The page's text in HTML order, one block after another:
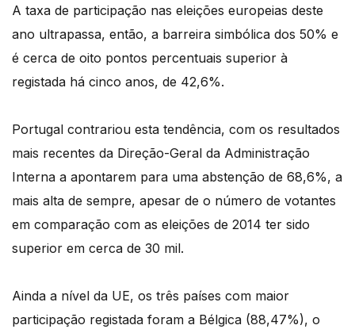
A taxa de participação nas eleições europeias deste
ano ultrapassa, então, a barreira simbólica dos 50% e
é cerca de oito pontos percentuais superior à
registada há cinco anos, de 42,6%.
Portugal contrariou esta tendência, com os resultados
mais recentes da Direção-Geral da Administração
Interna a apontarem para uma abstenção de 68,6%, a
mais alta de sempre, apesar de o número de votantes
em comparação com as eleições de 2014 ter sido
superior em cerca de 30 mil.
Ainda a nível da UE, os três países com maior
participação registada foram a Bélgica (88,47%), o